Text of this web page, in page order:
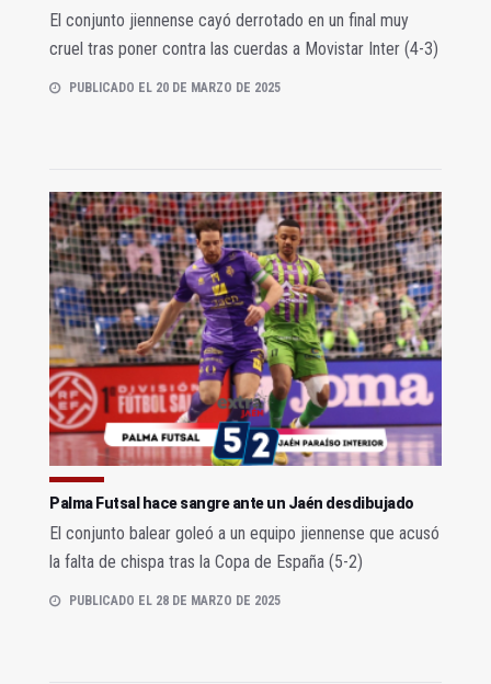
El conjunto jiennense cayó derrotado en un final muy
cruel tras poner contra las cuerdas a Movistar Inter (4-3)
PUBLICADO EL 20 DE MARZO DE 2025
Palma Futsal hace sangre ante un Jaén desdibujado
El conjunto balear goleó a un equipo jiennense que acusó
la falta de chispa tras la Copa de España (5-2)
PUBLICADO EL 28 DE MARZO DE 2025